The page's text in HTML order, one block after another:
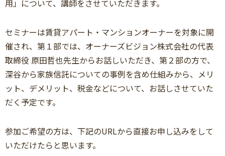
用」について、講師をさせていただきます。
セミナーは賃貸アパート・マンションオーナーを対象に開
催され、第１部では、オーナーズビジョン株式会社の代表
取締役 原田哲也先生からお話しいただき、第２部の方で、
深谷から家族信託についての事例を含め仕組みから、メリ
ット、デメリット、税金などについて、お話しさせていた
だく予定です。
参加ご希望の方は、下記のURLから直接お申し込みをして
いただけたらと思います。